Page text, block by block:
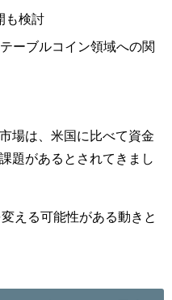
も検討
ーブルコイン領域への関
場は、米国に比べて資金
題があるとされてきまし
える可能性がある動きと